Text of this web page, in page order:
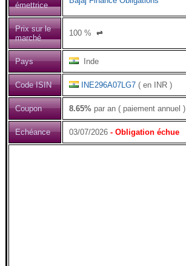
émettrice
Prix sur le
marché
100 % ⇌
Pays Inde
Code ISIN INE296A07LG7 ( en INR )
Coupon 8.65% par an ( paiement annuel )
Echéance 03/07/2026 - Obligation échue